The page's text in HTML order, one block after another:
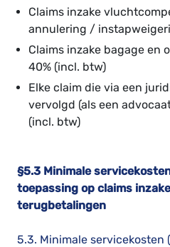
Claims inzake
annulering /
Claims inzake bagage en
40% (incl. btw)
Elke claim die via een
vervolgd (als een
(incl. btw)
§5.3 Minimale
toepassing op claims
terugbetalingen
5.3. Minimale